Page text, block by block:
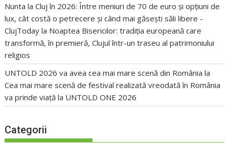
Nunta la Cluj în 2026: Între meniuri de 70 de euro și opțiuni de
lux, cât costă o petrecere și când mai găsești săli libere -
ClujToday la Noaptea Bisericilor: tradiția europeană care
transformă, în premieră, Clujul într-un traseu al patrimoniului
religios
UNTOLD 2026 va avea cea mai mare scenă din România la
Cea mai mare scenă de festival realizată vreodată în România
va prinde viață la UNTOLD ONE 2026
Categorii